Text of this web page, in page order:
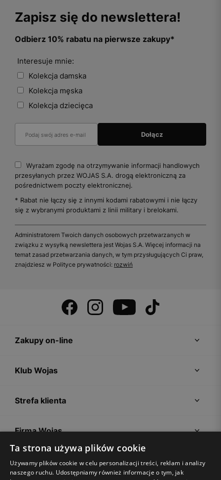
Zapisz się do newslettera!
Odbierz 10% rabatu na pierwsze zakupy*
Interesuje mnie:
Kolekcja damska
Kolekcja męska
Kolekcja dziecięca
Wyrażam zgodę na otrzymywanie informacji handlowych
przesyłanych przez WOJAS S.A. drogą elektroniczną za
pośrednictwem poczty elektronicznej.
* Rabat nie łączy się z innymi kodami rabatowymi i nie łączy
się z wybranymi produktami z linii military i brelokami.
Administratorem Twoich danych osobowych przetwarzanych w
związku z wysyłką newslettera jest Wojas S.A. Więcej informacji na
temat zasad przetwarzania danych, w tym przysługujących Ci praw,
znajdziesz w Polityce prywatności: rozwiń
Zakupy on-line
Klub Wojas
Strefa klienta
Firma Wojas
Porady
Ta strona używa plików cookie
Używamy plików cookie w celu personalizacji treści, reklam i analizy
naszego ruchu. Udostępniamy również informacje o tym, jak